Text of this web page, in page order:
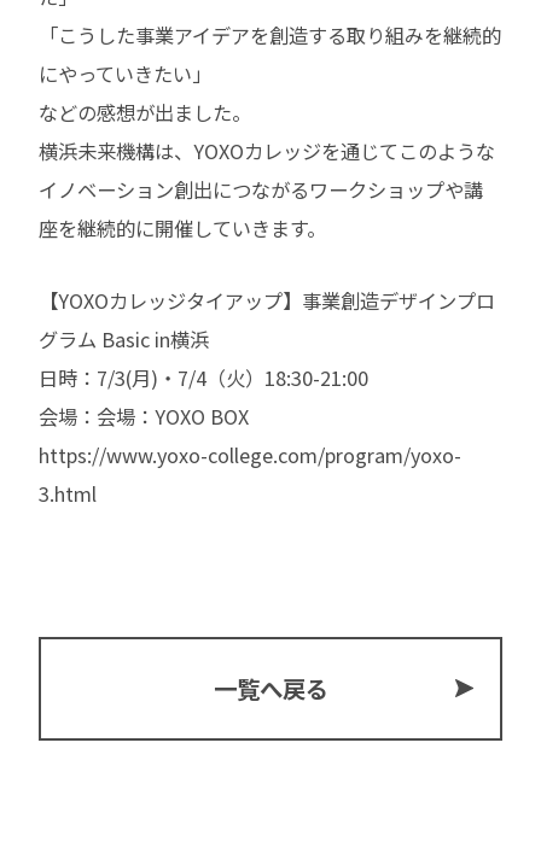
「こうした事業アイデアを創造する取り組みを継続的
にやっていきたい」
などの感想が出ました。
横浜未来機構は、YOXOカレッジを通じてこのような
イノベーション創出につながるワークショップや講
座を継続的に開催していきます。
【YOXOカレッジタイアップ】事業創造デザインプロ
グラム Basic in横浜
日時：7/3(月)・7/4（火）18:30-21:00
会場：会場：YOXO BOX
https://www.yoxo-college.com/program/yoxo-
3.html
一覧へ戻る